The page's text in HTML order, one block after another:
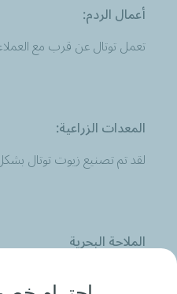
أعمال الردم:
تعمل توتال عن قرب مع
المعدات الزراعية:
لقد تم تصنيع زيوت توتال
الملاحة البحرية